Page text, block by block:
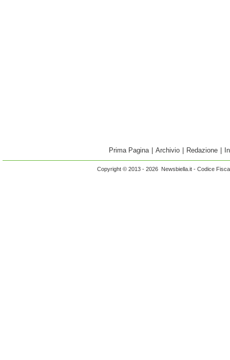
Prima Pagina Archivio Redazione
Copyright © 2013 - 2026 Newsbiella.it - Codice